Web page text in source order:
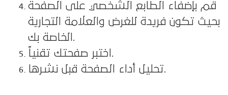
قم بإضفاء الطابع الشخصي على الصفحة
بحيث تكون فريدة للغرض والعلامة التجارية
الخاصة بك.
اختبر صفحتك تقنياً.
تحليل أداء الصفحة قبل نشرها.